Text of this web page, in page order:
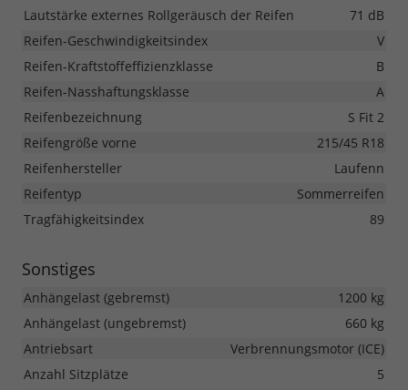
Lautstärke externes Rollgeräusch der Reifen
71 dB
Reifen-Geschwindigkeitsindex
V
Reifen-Kraftstoffeffizienzklasse
B
Reifen-Nasshaftungsklasse
A
Reifenbezeichnung
S Fit 2
Reifengröße vorne
215/45 R18
Reifenhersteller
Laufenn
Reifentyp
Sommerreifen
Tragfähigkeitsindex
89
Sonstiges
Anhängelast (gebremst)
1200 kg
Anhängelast (ungebremst)
660 kg
Antriebsart
Verbrennungsmotor (ICE)
Anzahl Sitzplätze
5